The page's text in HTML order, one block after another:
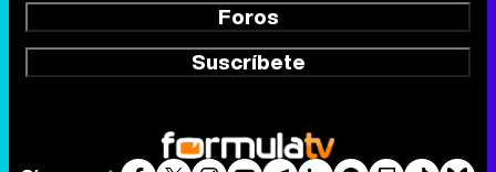
Foros
Suscríbete